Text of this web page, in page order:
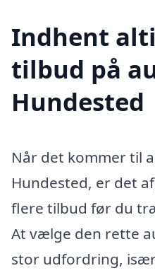
Indhent
tilbud på
Hundested
Når det kommer til
Hundested, er det
flere tilbud før du
At vælge den rette
stor udfordring,